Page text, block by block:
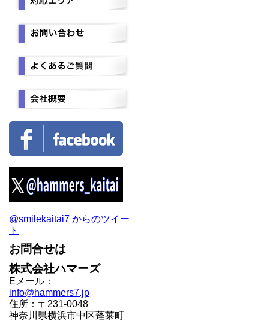
@smilekaitai7 からのツイー
ト
お問合せは
株式会社ハマーズ
Eメール：
info@hammers7.jp
住所：〒231-0048
神奈川県横浜市中区蓬莱町